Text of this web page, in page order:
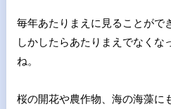
毎年あたりまえに見ることがで
しかした らあたりまえでなくな
ね。
桜の開花や農作物、海の海藻に